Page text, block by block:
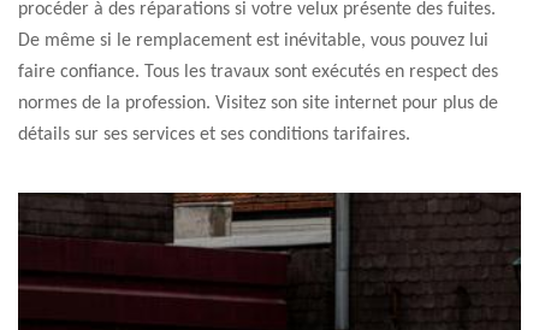
procéder à des réparations si votre velux présente des fuites.
De même si le remplacement est inévitable, vous pouvez lui
faire confiance. Tous les travaux sont exécutés en respect des
normes de la profession. Visitez son site internet pour plus de
détails sur ses services et ses conditions tarifaires.